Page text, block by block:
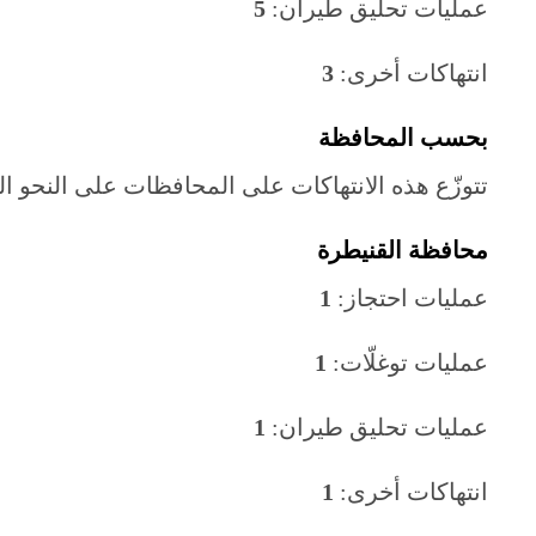
عمليات تحليق طيران: 5
انتهاكات أخرى:
بحسب المحافظة
تتوزّع هذه الانتهاكات على المحافظات على النحو
محافظة القنيطرة
عمليات احتجاز: 1
عمليات توغلّات: 1
عمليات تحليق طيران: 1
انتهاكات أخرى: